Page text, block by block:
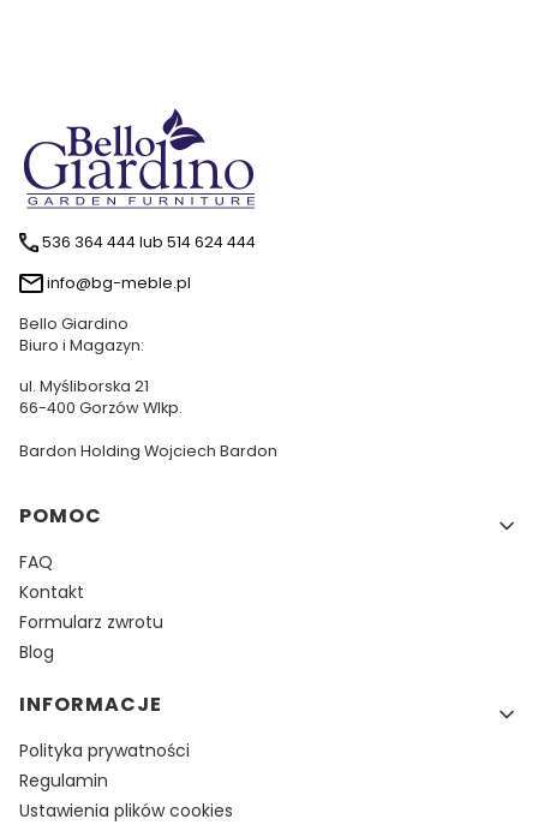
536 364 444 lub 514 624 444
info@bg-meble.pl
Bello Giardino
Biuro i Magazyn:
ul. Myśliborska 21
66-400 Gorzów Wlkp.
Bardon Holding Wojciech Bardon
Linki w stopce
POMOC
FAQ
Kontakt
Formularz zwrotu
Blog
INFORMACJE
Polityka prywatności
Regulamin
Ustawienia plików cookies